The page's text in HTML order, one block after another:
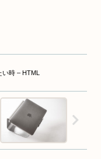
時 – HTML